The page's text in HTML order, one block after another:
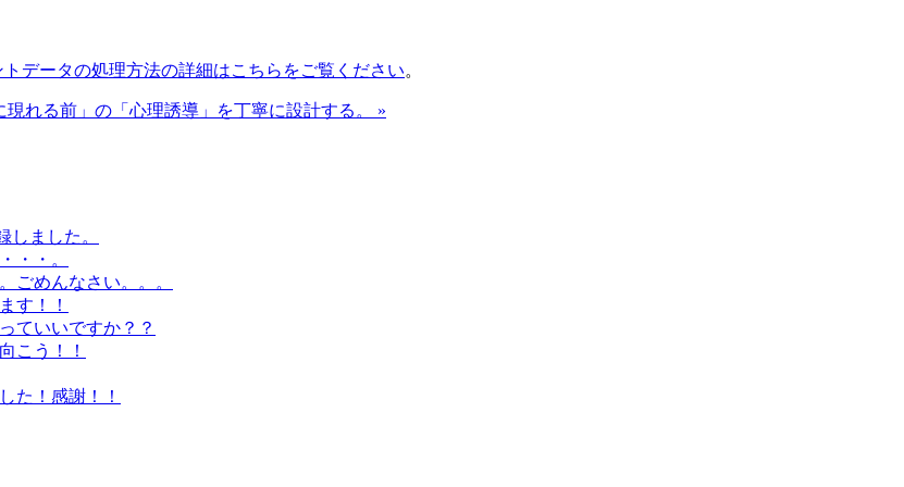
トデータの処理方法の詳細はこちらをご覧ください。
現れる前」の「心理誘導」を丁寧に設計する。 »
ました。
・・。
ごめんなさい。。。
す！！
ていいですか？？
こう！！
た！感謝！！